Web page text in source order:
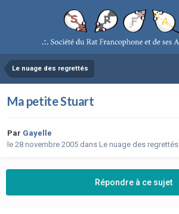
Le nuage des regrettés
Ma petite Stuart
Par Gayelle
le 28 novembre 2005 dans Le nuage des regrettés
Répondre à ce sujet